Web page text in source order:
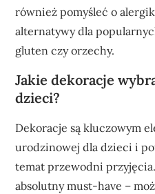
również pomyśleć o
alternatywy dla
gluten czy orzechy.
Jakie dekoracje
dzieci?
Dekoracje są kluczowym
urodzinowej dla dzieci i
temat przewodni
absolutny must-have –